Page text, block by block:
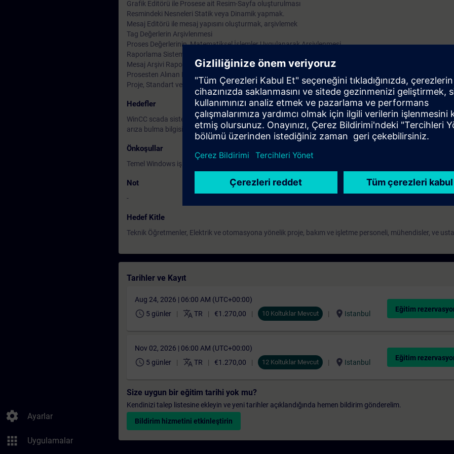
settings Ayarlar
apps Uygulamalar
Grafik Editörü ile Prosese ait Resim-Sayfa oluşturulması
Resmindeki Nesneleri Statik veya Dinamik yapmak.
Mesaj Editörü ile mesaj yapısını oluşturmak, arşivlemek
Tag Değerlerin Arşivlenmesi
Proses Değerlerinin, Matematiksel İşlemler Uygulanarak Arşivlenmesi
Raporlama Sistemi; Operatör Kontrollu Raporlama, Zaman Kontrollu Raporlama, Olay Kontrollu
Mesaj Arşivi Raporları (Sequence Archive)
Prosesten Alınan Değerlerin Raporlanması (Trendler ve Tablolar)
Proje, Standart ve Dahili C Fonksiyonları ile Global C aksiyonları
Hedefler
WinCC scada sistemi yapısını ve kullanımını tanıtılması ve bu yazılım ile bilgisayardan prosesleri izleme,
arıza bulma bilgisinin verilmesi.
Önkoşullar
Temel Windows işletim sistemi bilgisine ve bilgisayar ile grafik resim-tasarım becerisine sahip olmak.
Not
-
Hedef Kitle
Teknik Öğretmenler, Elektrik ve otomasyona yönelik proje, bakım ve işletme personeli, mühendisler, ve
Tarihler ve Kayıt
Aug 24, 2026 | 06:00 AM (UTC+00:00)
schedule 5 günler translate TR €1.270,00 10 Koltuklar Mevcut location_on Istanbul
Eğitim
Nov 02, 2026 | 06:00 AM (UTC+00:00)
schedule 5 günler translate TR €1.270,00 12 Koltuklar Mevcut location_on Istanbul
Eğitim
Size uygun bir eğitim tarihi yok mu?
Kendinizi talep listesine ekleyin ve yeni tarihler açıklandığında hemen bildirim gönderelim.
Bildirim hizmetini etkinleştirin